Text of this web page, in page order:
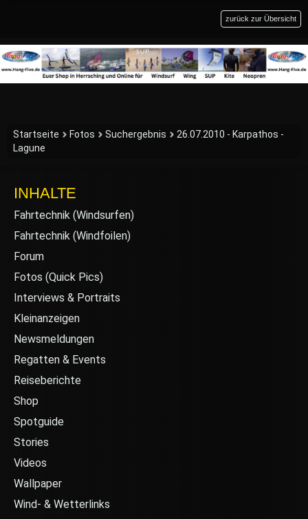
zurück zur Übersicht
Startseite Fotos Suchergebnis
26.07.2010 - Karpathos -
Lagune
INHALTE
Fahrtechnik (Windsurfen)
Fahrtechnik (Windfoilen)
Forum
Fotos (Quick Pics)
Interviews & Portraits
Kleinanzeigen
Newsmeldungen
Regatten & Events
Reiseberichte
Shop
Spotguide
Stories
Videos
Wallpaper
Wind- & Wetterlinks